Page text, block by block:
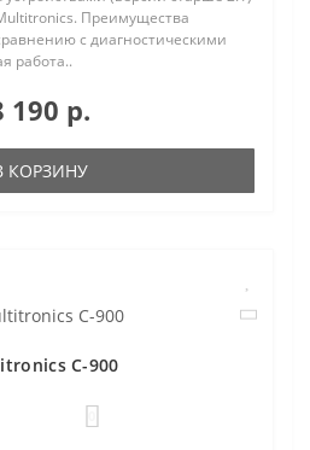
Преимущества
с диагностическими
работа..
190 р.
КОРЗИНУ
C-900